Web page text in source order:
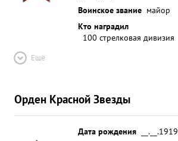
Воинское звание майор
Кто наградил
100 стрелковая дивизия
Ещё
Орден Красной Звезды
Дата рождения
__.__.1919